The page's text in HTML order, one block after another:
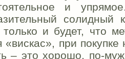
и
солидный
только и будет, что
«вискас», при
– это хорошо, по-